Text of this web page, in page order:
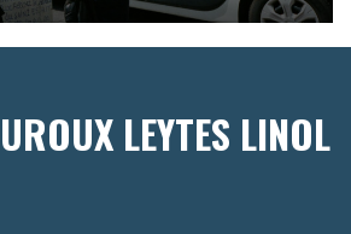
LEYTES LINOL